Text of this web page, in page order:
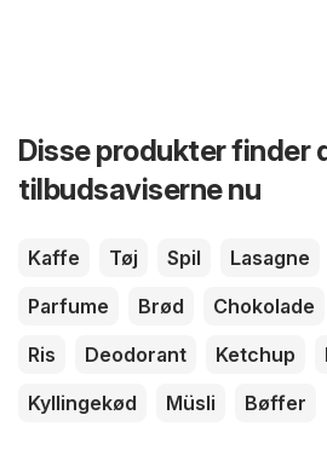
Disse produkter finder
tilbudsaviserne nu
Kaffe Tøj Spil Lasagne
Parfume
Brød Chokolade
Ris
Deodorant Ketchup
Kyllingekød
Müsli Bøffer